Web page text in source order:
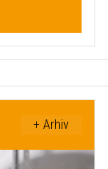
+ Arhiv